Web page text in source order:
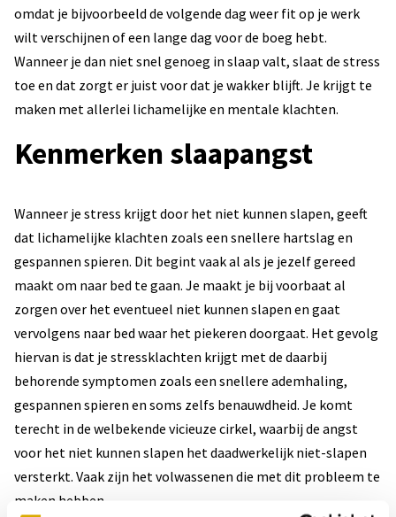
omdat je bijvoorbeeld de volgende dag weer fit op je werk
wilt verschijnen of een lange dag voor de boeg hebt.
Wanneer je dan niet snel genoeg in slaap valt, slaat de stress
toe en dat zorgt er juist voor dat je wakker blijft. Je krijgt te
maken met allerlei lichamelijke en mentale klachten.
Kenmerken slaapangst
Wanneer je stress krijgt door het niet kunnen slapen, geeft
dat lichamelijke klachten zoals een snellere hartslag en
gespannen spieren. Dit begint vaak al als je jezelf gereed
maakt om naar bed te gaan. Je maakt je bij voorbaat al
zorgen over het eventueel niet kunnen slapen en gaat
vervolgens naar bed waar het piekeren doorgaat. Het gevolg
hiervan is dat je stressklachten krijgt met de daarbij
behorende symptomen zoals een snellere ademhaling,
gespannen spieren en soms zelfs benauwdheid. Je komt
terecht in de welbekende vicieuze cirkel, waarbij de angst
voor het niet kunnen slapen het daadwerkelijk niet-slapen
versterkt. Vaak zijn het volwassenen die met dit probleem te
maken hebben.